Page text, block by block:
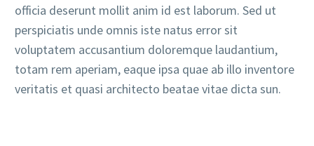
officia deserunt mollit anim id est laborum. Sed ut
perspiciatis unde omnis iste natus error sit
voluptatem accusantium doloremque laudantium,
totam rem aperiam, eaque ipsa quae ab illo inventore
veritatis et quasi architecto beatae vitae dicta sun.